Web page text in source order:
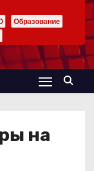
Образование
на